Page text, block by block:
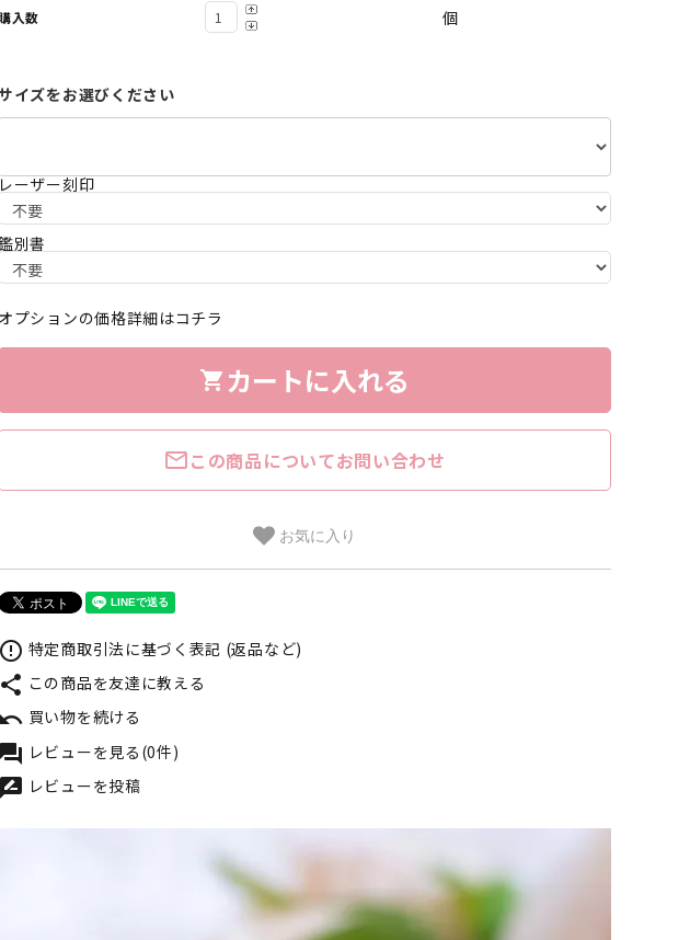
購入数 個
イズをお選びください
レーザー刻印
別書
オプションの価格詳細はコチラ
shopping_cart カートに入れる
mail_outlineこの商品についてお問い合わせ
お気に入り
error_outline 特定商取引法に基づく表記 (返品など)
share この商品を友達に教える
undo 買い物を続ける
forum レビューを見る(0件)
rate_review レビューを投稿